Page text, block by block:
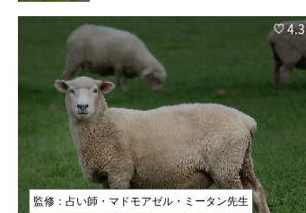
4.3
監修：占い師・マドモアゼル・ミータン先生